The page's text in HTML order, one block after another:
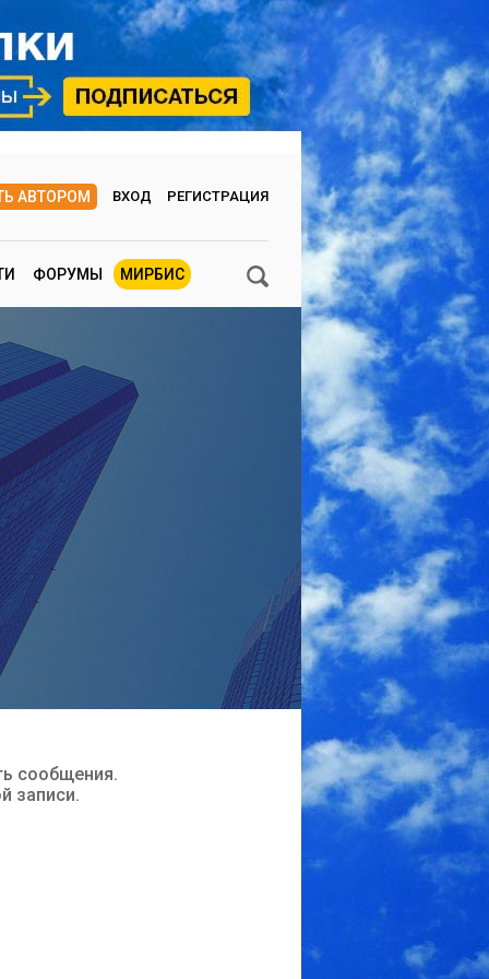
АВТОРОМ ВХОД РЕГИСТРАЦИЯ
ФОРУМЫ МИРБИС
сообщения.
записи.